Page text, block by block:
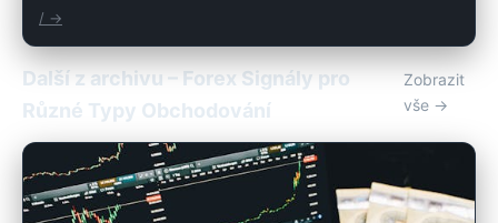
/ →
Další z archivu – Forex Signály pro
Různé Typy Obchodování
Zobrazit
vše →